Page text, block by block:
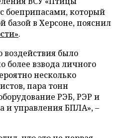
боеприпасами, который
базой в Херсоне, пояснил
.
воздействия было
более взвода личного
несколько
пара тонн
РЭБ, РЭР и
и управления БПЛА», –